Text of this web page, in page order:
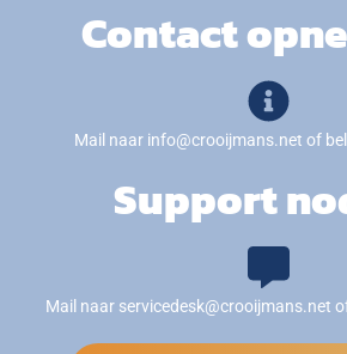
Contact
Mail naar info@crooijmans.net of
Support
Mail naar servicedesk@crooijmans.net